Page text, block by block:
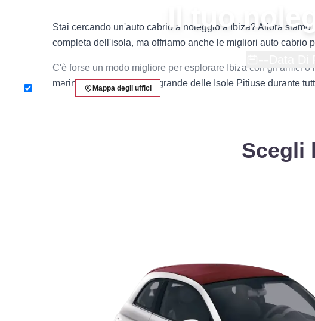
Il tuo
Stesso ufficio Mappa degli uffici
Stai cercando un'auto cabrio a noleggio a Ibiza? Allora siamo
completa dell'isola, ma offriamo anche le migliori auto cabrio
C'è forse un modo migliore per esplorare Ibiza con gli amici
marina e il sole della più grande delle Isole Pitiuse durante
Scegli